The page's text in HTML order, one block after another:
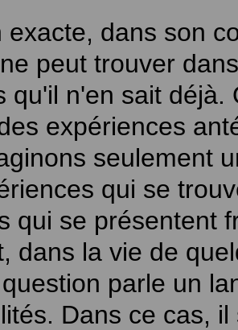
exacte, dans son
peut trouver
qu'il n'en sait
expériences
seulement
qui se
qui se présentent
dans la vie de
parle un
Dans ce cas,